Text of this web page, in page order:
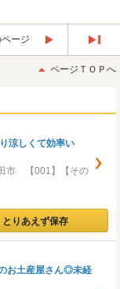
ージ
後
ページＴＯＰへ
涼しくて効率い
市 【001】【その
とりあえず保存
お土産屋さん◎未経